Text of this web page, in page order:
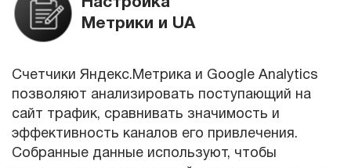
Метрики и UA
Счетчики Яндекс.Метрика и Google Analytics
позволяют анализировать поступающий на
сайт трафик, сравнивать значимость и
эффективность каналов его привлечения.
Собранные данные используют, чтобы